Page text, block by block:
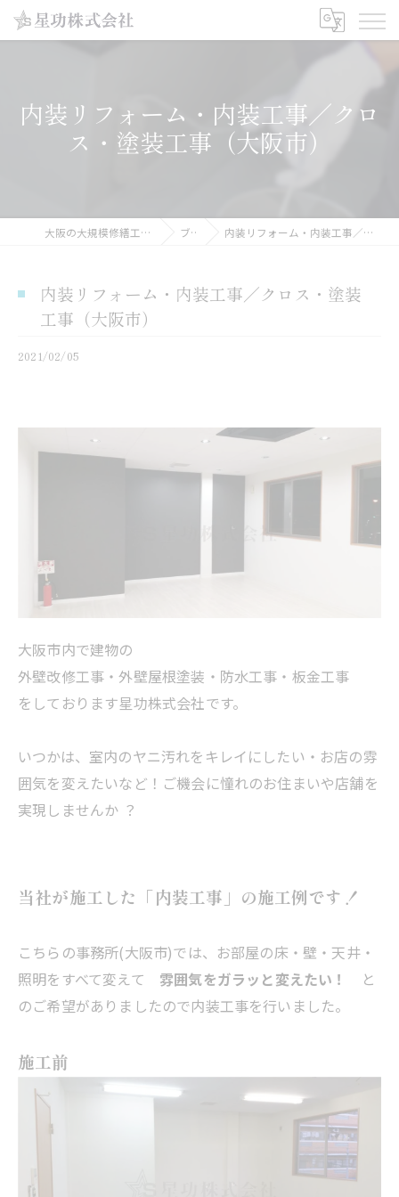
内装リフォーム・内装工事／クロ
ス・塗装工事（大阪市）
大阪の大規模修繕工事なら星功株式会社 ブログ 内装リフォーム・内装工事／クロス・塗装工事（大阪市）
内装リフォーム・内装工事／クロス・塗装
工事（大阪市）
2021/02/05
大阪市内で建物の
外壁改修工事・外壁屋根塗装・防水工事・板金工事
をしております星功株式会社です。
いつかは、室内のヤニ汚れをキレイにしたい・お店の雰
囲気を変えたいなど！ご機会に憧れのお住まいや店舗を
実現しませんか ？
当社が施工した「内装工事」の施工例です！
こちらの事務所(大阪市)では、お部屋の床・壁・天井・
照明をすべて変えて 雰囲気をガラッと変えたい！
と
のご希望がありましたので内装工事を行いました。
施工前